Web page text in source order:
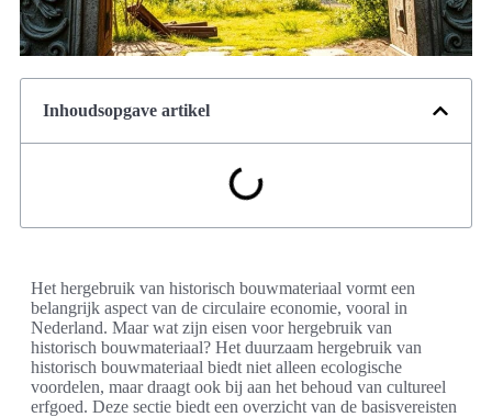
Inhoudsopgave artikel
Het hergebruik van historisch bouwmateriaal vormt een
belangrijk aspect van de circulaire economie, vooral in
Nederland. Maar wat zijn eisen voor hergebruik van
historisch bouwmateriaal? Het duurzaam hergebruik van
historisch bouwmateriaal biedt niet alleen ecologische
voordelen, maar draagt ook bij aan het behoud van cultureel
erfgoed. Deze sectie biedt een overzicht van de basisvereisten